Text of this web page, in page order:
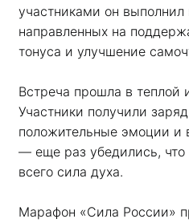
участниками он
направленных на
тонуса и улучшение
Встреча прошла в теплой
Участники получили
положительные эмоции и
— еще раз убедились,
всего сила духа.
Марафон «Сила России»